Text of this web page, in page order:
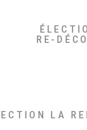
RE-
LA